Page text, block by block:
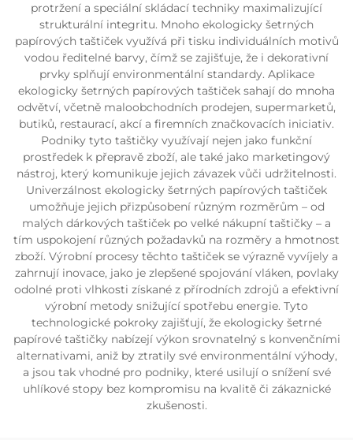
protržení a speciální skládací techniky maximalizující
strukturální integritu. Mnoho ekologicky šetrných
papírových taštiček využívá při tisku individuálních motivů
vodou ředitelné barvy, čímž se zajišťuje, že i dekorativní
prvky splňují environmentální standardy. Aplikace
ekologicky šetrných papírových taštiček sahají do mnoha
odvětví, včetně maloobchodních prodejen, supermarketů,
butiků, restaurací, akcí a firemních značkovacích iniciativ.
Podniky tyto taštičky využívají nejen jako funkční
prostředek k přepravě zboží, ale také jako marketingový
nástroj, který komunikuje jejich závazek vůči udržitelnosti.
Univerzálnost ekologicky šetrných papírových taštiček
umožňuje jejich přizpůsobení různým rozměrům – od
malých dárkových taštiček po velké nákupní taštičky – a
tím uspokojení různých požadavků na rozměry a hmotnost
zboží. Výrobní procesy těchto taštiček se výrazně vyvíjely a
zahrnují inovace, jako je zlepšené spojování vláken, povlaky
odolné proti vlhkosti získané z přírodních zdrojů a efektivní
výrobní metody snižující spotřebu energie. Tyto
technologické pokroky zajišťují, že ekologicky šetrné
papírové taštičky nabízejí výkon srovnatelný s konvenčními
alternativami, aniž by ztratily své environmentální výhody,
a jsou tak vhodné pro podniky, které usilují o snížení své
uhlíkové stopy bez kompromisu na kvalitě či zákaznické
zkušenosti.